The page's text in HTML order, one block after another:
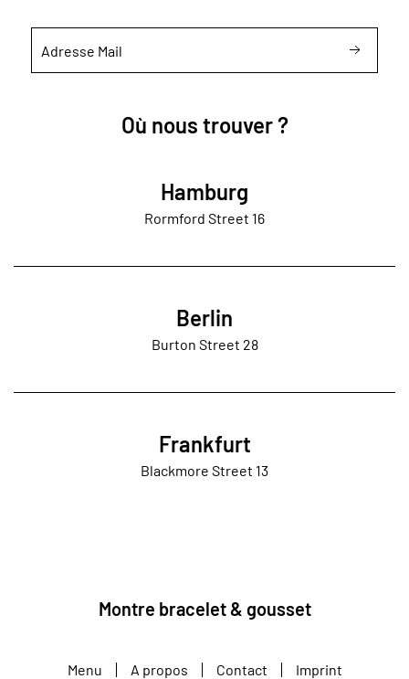
Où nous trouver ?
Hamburg
Rormford Street 16
Berlin
Burton Street 28
Frankfurt
Blackmore Street 13
Montre bracelet & gousset
Menu A propos Contact Imprint